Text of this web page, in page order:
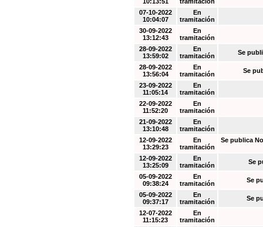
07-10-2022
10:04:07
En
tramitación
30-09-2022
13:12:43
En
tramitación
28-09-2022
13:59:02
En
tramitación
Se
28-09-2022
13:56:04
En
tramitación
Se
23-09-2022
11:05:14
En
tramitación
22-09-2022
11:52:20
En
tramitación
21-09-2022
13:10:48
En
tramitación
12-09-2022
13:29:23
En
tramitación
Se publica
12-09-2022
13:25:09
En
tramitación
Se
05-09-2022
09:38:24
En
tramitación
Se
05-09-2022
09:37:17
En
tramitación
Se
12-07-2022
11:15:23
En
tramitación